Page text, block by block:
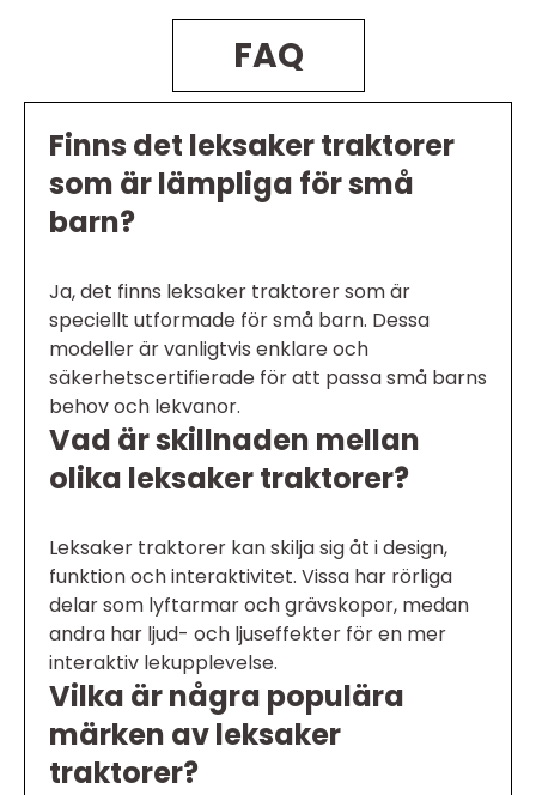
FAQ
Finns det leksaker traktorer
som är lämpliga för små
barn?
Ja, det finns leksaker traktorer som är
speciellt utformade för små barn. Dessa
modeller är vanligtvis enklare och
säkerhetscertifierade för att passa små barns
behov och lekvanor.
Vad är skillnaden mellan
olika leksaker traktorer?
Leksaker traktorer kan skilja sig åt i design,
funktion och interaktivitet. Vissa har rörliga
delar som lyftarmar och grävskopor, medan
andra har ljud- och ljuseffekter för en mer
interaktiv lekupplevelse.
Vilka är några populära
märken av leksaker
traktorer?